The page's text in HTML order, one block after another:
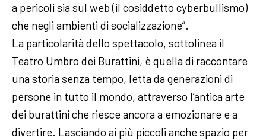
a pericoli sia sul web (il cosiddetto cyberbullismo)
che negli ambienti di socializzazione”.
La particolarità dello spettacolo, sottolinea il
Teatro Umbro dei Burattini, è quella di raccontare
una storia senza tempo, letta da generazioni di
persone in tutto il mondo, attraverso l’antica arte
dei burattini che riesce ancora a emozionare e a
divertire. Lasciando ai più piccoli anche spazio per